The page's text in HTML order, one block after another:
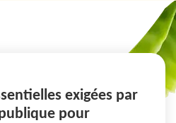
exigées par
pour